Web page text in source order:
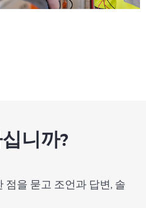
니까?
점을 묻고 조언과 답변, 솔